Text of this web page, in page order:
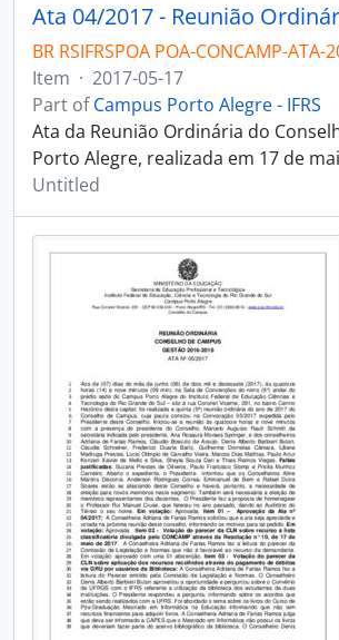
Ata 04/2017 - Reunião
BR RSIFRSPOA POA-CONCAMP-ATA-
Item · 2017-05-17
Part ofCampus Porto Alegre - IFRS
Ata da Reunião Ordinária do
Porto Alegre, realizada em 17 de
Untitled